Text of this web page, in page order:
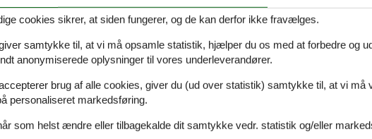
i november
sommerhuse
det, er det nu, så lej en feriebolig nu, så kan I begynde at glæde jer
før du begynder at søge, jo flere ferieboliger vil der være at vælge
cookies sikrer, at siden fungerer, og de kan derfor ikke fravælges.
samtykke til, at vi må opsamle statistik, hjælper du os med at forbedre og
anonymiserede oplysninger til vores underleverandører.
brug af alle cookies, giver du (ud over statistik) samtykke til, at vi må
personaliseret markedsføring.
som helst ændre eller tilbagekalde dit samtykke vedr. statistik og/eller